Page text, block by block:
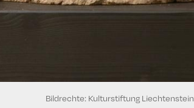
Bildrechte: Kulturstiftung Liechtenstein